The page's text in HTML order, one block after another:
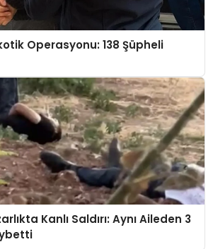
Operasyonu: 138 Şüpheli
Kanlı Saldırı: Aynı Aileden 3